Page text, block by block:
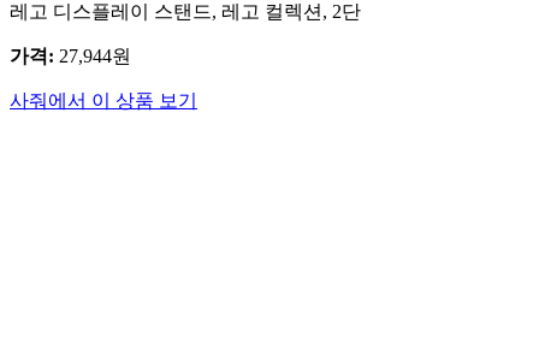
가격: 27,944원
사줘에서 이 상품 보기